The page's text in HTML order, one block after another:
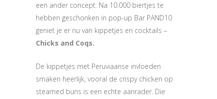
een ander concept. Na 10.000 biertjes te
hebben geschonken in pop-up Bar PAND10
geniet je er nu van kippetjes en cocktails –
Chicks and Coqs.
De kippetjes met Peruviaanse invloeden
smaken heerlijk, vooral de crispy chicken op
steamed buns is een echte aanrader. Die